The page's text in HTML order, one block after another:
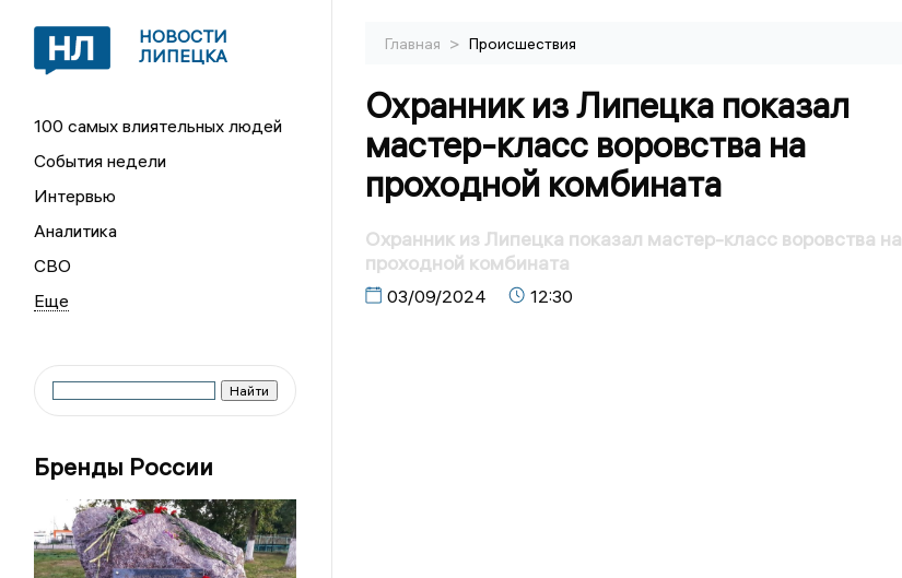
НОВОСТИ
ЛИПЕЦКА
100 самых влиятельных людей
События недели
Интервью
Аналитика
СВО
Бренды России
Главная > Происшествия
Охранник из Липецка показал
мастер-класс воровства на
проходной комбината
Охранник из Липецка показал мастер-класс воровства на
проходной комбината
03/09/2024 12:30